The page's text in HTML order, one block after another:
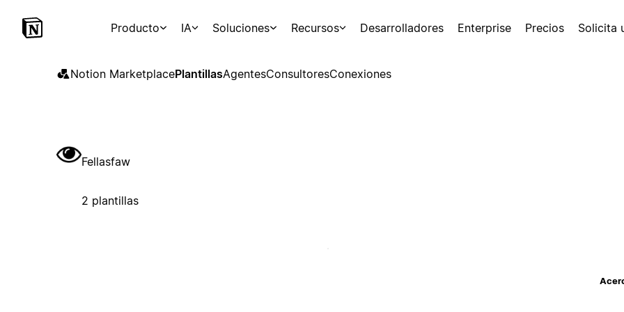
Producto IA Soluciones Recursos Desarrolladores Enterprise Precios Solicita
Notion MarketplacePlantillasAgentesConsultoresConexiones
Fellasfaw
2 plantillas